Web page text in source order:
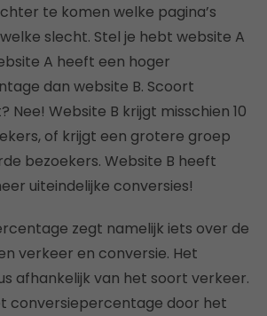
te komen welke pagina’s
slecht. Stel je hebt website A
A heeft een hoger
dan website B. Scoort
Nee! Website B krijgt misschien 10
of krijgt een grotere groep
bezoekers. Website B heeft
uiteindelijke conversies!
zegt namelijk iets over de
verkeer en conversie. Het
afhankelijk van het soort verkeer.
conversiepercentage door het